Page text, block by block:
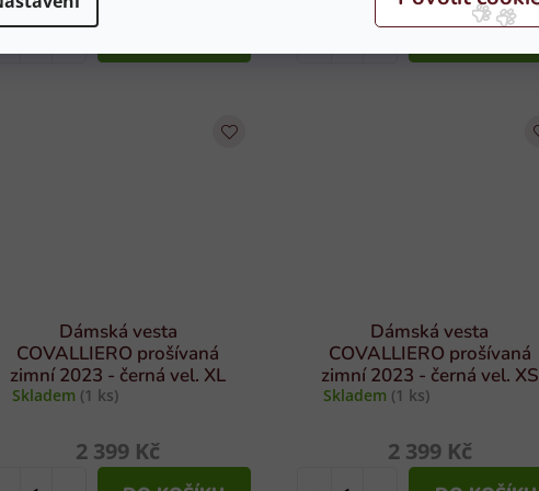
DO KOŠÍKU
Dámská vesta
COVALLIERO prošívaná
zimní 2023 - černá vel. XL
Skladem (1 ks)
2 399 Kč
Dámská vesta
COVALLIERO prošívaná
zimní 2023 - černá vel. XS
Skladem (1 ks)
2 399 Kč